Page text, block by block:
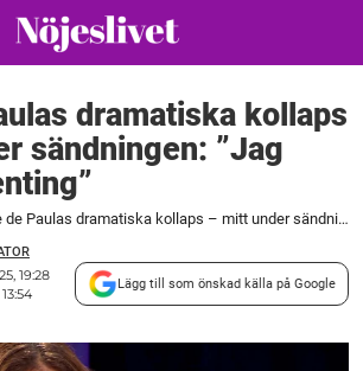
dramatiska kollaps
sändningen: ”Jag
Tilde de Paulas dramatiska kollaps – mitt under sändningen: "Jag minns ingenting"
19:28
Lägg till som önskad källa på Google